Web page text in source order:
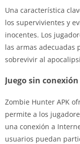
Una característica
los supervivientes y
inocentes. Los
las armas adecuadas
sobrevivir al
Juego sin conexión
Zombie Hunter APK
permite a los
una conexión a
usuarios puedan